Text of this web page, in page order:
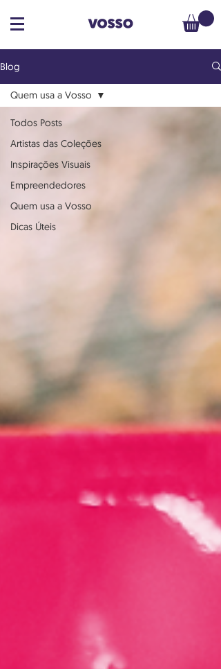
Blog
Todos Posts
Artistas das Coleções
Inspirações Visuais
Empreendedores
Quem usa a Vosso
Dicas Úteis
Quem usa a Vosso